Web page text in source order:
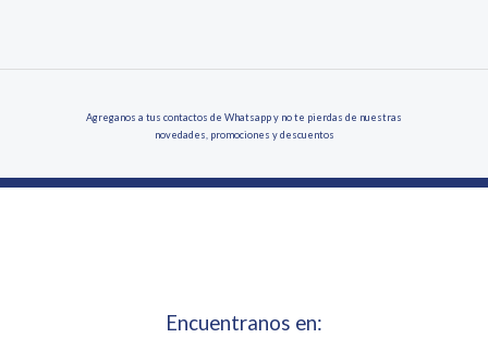
Agreganos a tus contactos de Whatsapp y no te pierdas de nuestras
novedades, promociones y descuentos
Encuentranos en: